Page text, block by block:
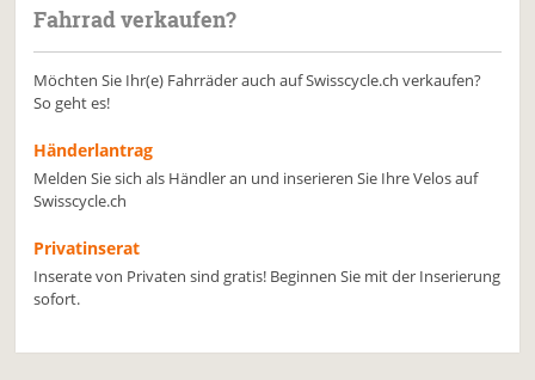
Fahrrad verkaufen?
Möchten Sie Ihr(e) Fahrräder auch auf Swisscycle.ch verkaufen?
So geht es!
Händerlantrag
Melden Sie sich als Händler an und inserieren Sie Ihre Velos auf
Swisscycle.ch
Privatinserat
Inserate von Privaten sind gratis! Beginnen Sie mit der Inserierung
sofort.